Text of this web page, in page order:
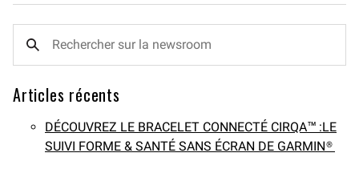
Articles récents
DÉCOUVREZ LE BRACELET CONNECTÉ CIRQA™ :LE
SUIVI FORME & SANTÉ SANS ÉCRAN DE GARMIN®